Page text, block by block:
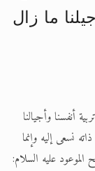
حقيقة
عيد
ما زال
أنفسنا وأجيالنا
نسعى إليه وإنما
الموعود عليه السلام: